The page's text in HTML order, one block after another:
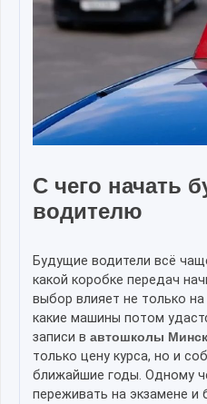
С чего начать
водителю
Будущие водители всё
какой коробке передач
выбор влияет не только
какие машины потом
записи в автошколы
только цену курса, но и
ближайшие годы. Одному
переживать на экзамене и